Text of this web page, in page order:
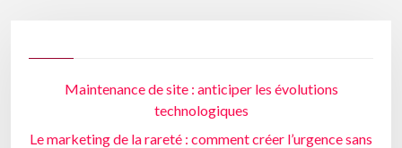
Maintenance de site : anticiper les évolutions
technologiques
Le marketing de la rareté : comment créer l’urgence sans